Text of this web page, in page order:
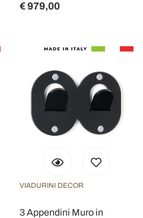
€ 979,00
VIADURINI DECOR
3 Appendini Muro in